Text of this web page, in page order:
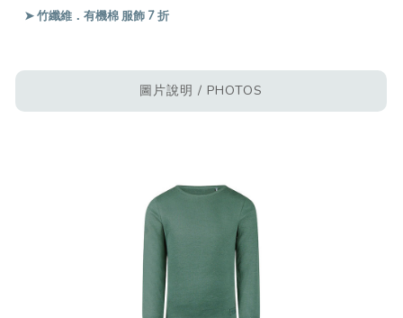
➤ 竹纖維．有機棉 服飾 7 折
圖片說明 / PHOTOS